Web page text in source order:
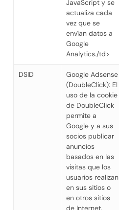
JavaScript y se
actualiza cada
vez que se
envían datos a
Google
Analytics./td>
DSID
Google Adsense
(DoubleClick): El
uso de la cookie
de DoubleClick
permite a
Google y a sus
socios publicar
anuncios
basados en las
visitas que los
usuarios realizan
en sus sitios o
en otros sitios
de Internet.